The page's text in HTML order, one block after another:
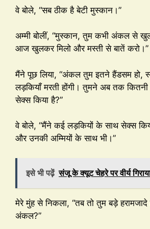
वे बोले, “सब ठीक है बेटी मुस्कान।”
अम्मी बोलीं, “मुस्कान, तुम कभी अंकल से
आज खुलकर मिलो और मस्ती से बातें करो।”
मैंने पूछ लिया, “अंकल तुम इतने हैंडसम हो,
लड़कियाँ मरती होंगी। तुमने अब तक
सेक्स किया है?”
वे बोले, “मैंने कई लड़कियों के साथ सेक्स
और उनकी अम्मियों के साथ भी।”
इसे भी पढ़ें संजू के क्यूट चेहरे पर वीर्य
मेरे मुंह से निकला, “तब तो तुम बड़े हरामजादे
अंकल?”